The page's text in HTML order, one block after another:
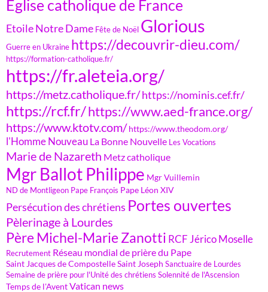
Eglise catholique de France
Etoile Notre Dame Fête de Noël Glorious
Guerre en Ukraine https://decouvrir-dieu.com/
https://formation-catholique.fr/
https://fr.aleteia.org/
https://metz.catholique.fr/https://nominis.cef.fr/
https://rcf.fr/https://www.aed-france.org/
https://www.ktotv.com/ https://www.theodom.org/
l'Homme Nouveau La Bonne Nouvelle Les Vocations
Marie de Nazareth Metz catholique
Mgr Ballot Philippe Mgr Vuillemin
ND de Montligeon Pape François Pape Léon XIV
Persécution des chrétiens Portes ouvertes
Pèlerinage à Lourdes
Père Michel-Marie Zanotti RCF Jérico Moselle
Recrutement Réseau mondial de prière du Pape
Saint Jacques de CompostelleSaint Joseph Sanctuaire de Lourdes
Semaine de prière pour l'Unité des chrétiens Solennité de l'Ascension
Temps de l'AventVatican news